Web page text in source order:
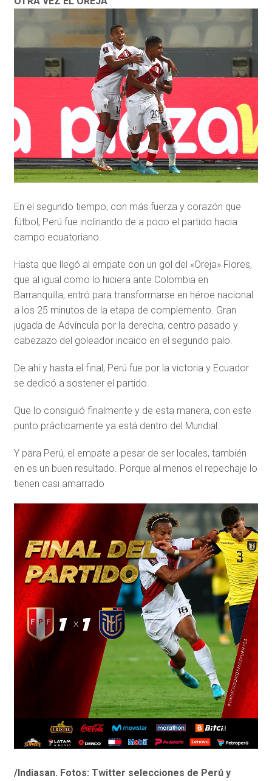
En el segundo tiempo, con más fuerza y corazón que
fútbol, Perú fue inclinando de a poco el partido hacia
campo ecuatoriano.
Hasta que llegó al empate con un gol del «Oreja» Flores,
que al igual como lo hiciera ante Colombia en
Barranquilla, entró para transformarse en héroe nacional
a los 25 minutos de la etapa de complemento. Gran
jugada de Advíncula por la derecha, centro pasado y
cabezazo del goleador incaico en el segundo palo.
De ahí y hasta el final, Perú fue por la victoria y Ecuador
se dedicó a sostener el partido.
Que lo consiguió finalmente y de esta manera, con este
punto prácticamente ya está dentro del Mundial.
Y para Perú, el empate a pesar de ser locales, también
en es un buen resultado. Porque al menos el repechaje lo
tienen casi amarrado
/Indiasan. Fotos: Twitter selecciones de Perú y